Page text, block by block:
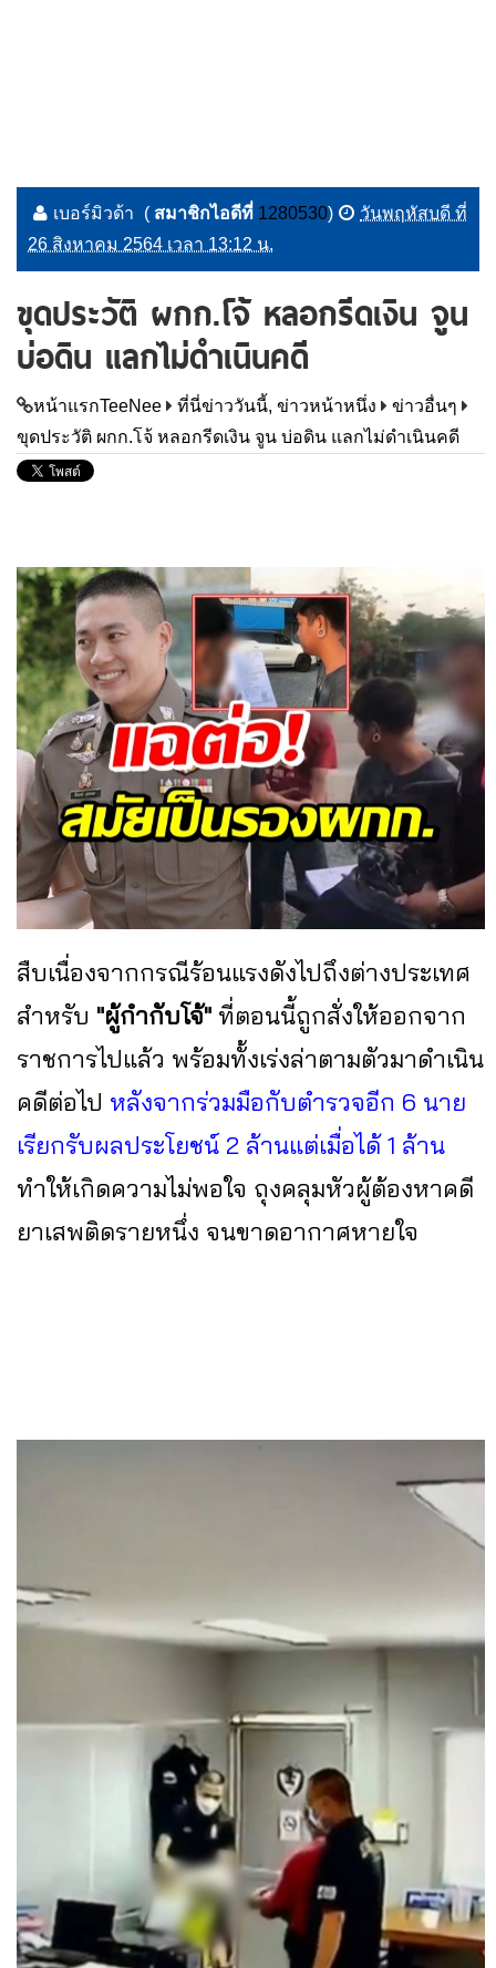
เบอร์มิวด้า ( สมาชิกไอดีที่ 1280530)
วันพฤหัสบดี ที่
26 สิงหาคม 2564 เวลา 13:12 น.
ขุดประวัติ ผกก.โจ้ หลอกรีดเงิน จูน
บ่อดิน แลกไม่ดำเนินคดี
หน้าแรกTeeNee ที่นี่ข่าววันนี้, ข่าวหน้าหนึ่ง
ข่าวอื่นๆ
ขุดประวัติ ผกก.โจ้ หลอกรีดเงิน จูน บ่อดิน แลกไม่ดำเนินคดี
สืบเนื่องจากกรณีร้อนแรงดังไปถึงต่างประเทศ
สำหรับ "ผู้กำกับโจ้" ที่ตอนนี้ถูกสั่งให้ออกจาก
ราชการไปแล้ว พร้อมทั้งเร่งล่าตามตัวมาดำเนิน
คดีต่อไป หลังจากร่วมมือกับตำรวจอีก 6 นาย
เรียกรับผลประโยชน์ 2 ล้านแต่เมื่อได้ 1 ล้าน
ทำให้เกิดความไม่พอใจ ถุงคลุมหัวผู้ต้องหาคดี
ยาเสพติดรายหนึ่ง จนขาดอากาศหายใจ